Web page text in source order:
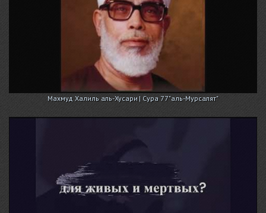
Махмуд Халиль аль-Хусари | Сура 77 "аль-Мурсалят"